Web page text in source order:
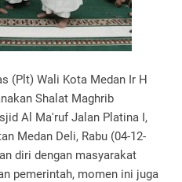
(Plt) Wali Kota Medan Ir H
Shalat Maghrib
Al Ma'ruf Jalan Platina I,
Medan Deli, Rabu (04-12-
diri dengan masyarakat
pemerintah, momen ini juga